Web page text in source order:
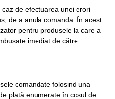
de efectuarea unei erori
de a anula comandа. În acest
pentru produsele la care a
imediat de către
comandate folosind una
plată enumerate în coșul de